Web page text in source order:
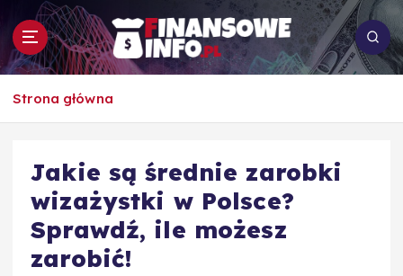
p
To i owo o rachunkowości, pracy, biznesie i
Strona główna
Jakie są średnie zarobki
wizażystki w Polsce?
Sprawdź, ile możesz
zarobić!